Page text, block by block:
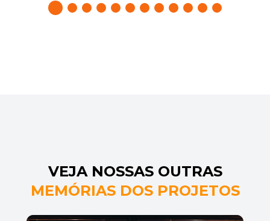
1 2 3 4 5 6 7 8 9 10 11 12
VEJA NOSSAS OUTRAS
MEMÓRIAS DOS PROJETOS